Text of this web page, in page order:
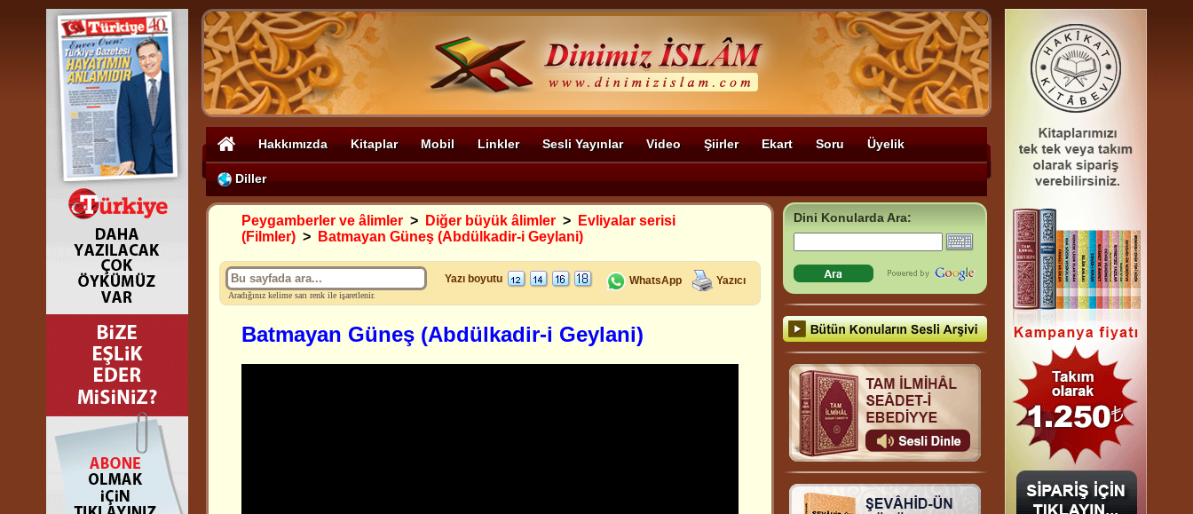
Hakkımızda Kitaplar Mobil Linkler Sesli Yayınlar Video Şiirler Ekart Soru Üyelik
Diller
Peygamberler ve âlimler > Diğer büyük âlimler >
Evliyalar serisi
(Filmler) > Batmayan Güneş (Abdülkadir-i Geylani)
Aradığınız kelime sarı renk ile işaretlenir.
Yazı boyutu WhatsApp Yazıcı
Batmayan Güneş (Abdülkadir-i Geylani)
Dini Konularda Ara: